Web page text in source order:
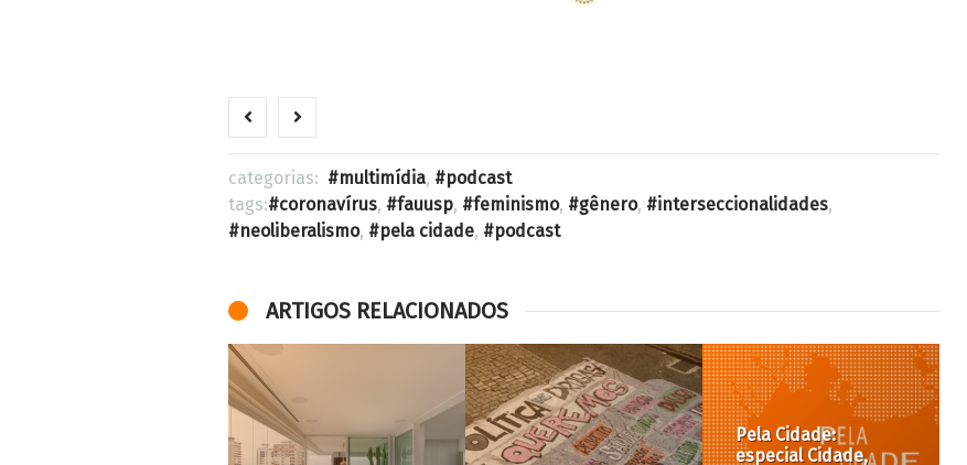
categorias: multimídia,
podcast
tags:
coronavírus, fauusp, feminismo, gênero, interseccionalidades,
neoliberalismo, pela cidade, podcast
ARTIGOS RELACIONADOS